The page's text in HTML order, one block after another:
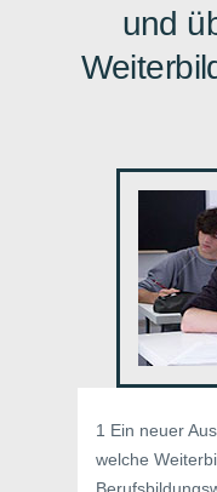
und
1 Ein neuer
welche